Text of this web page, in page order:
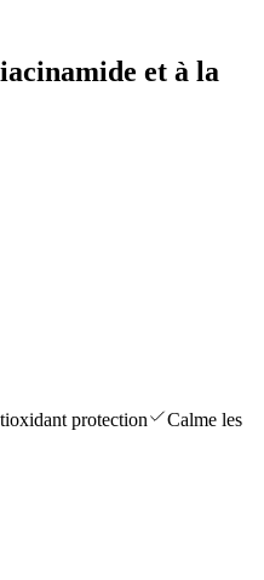
et à la
protection
Calme les